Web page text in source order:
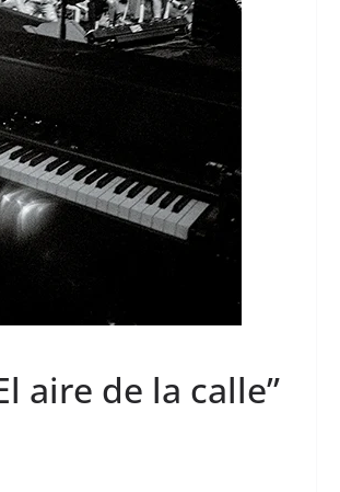
aire de la calle”
euros al
en
EMPRESARIAL
Nueva ley
de lavado:
Guatemala
la
ventaja
Ermi